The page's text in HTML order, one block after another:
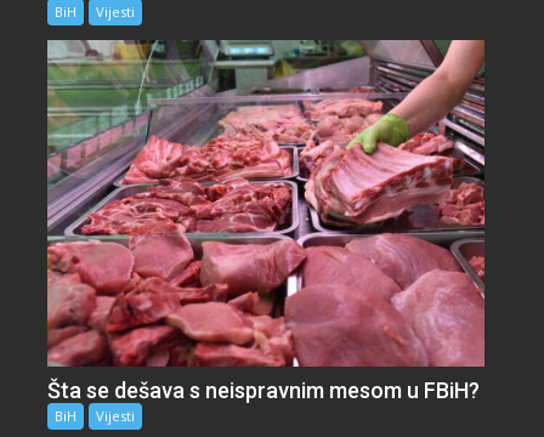
BiH Vijesti
Šta se dešava s neispravnim mesom u FBiH?
BiH Vijesti